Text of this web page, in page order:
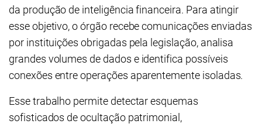
da produção de inteligência financeira. Para atingir
esse objetivo, o órgão recebe comunicações enviadas
por instituições obrigadas pela legislação, analisa
grandes volumes de dados e identifica possíveis
conexões entre operações aparentemente isoladas.
Esse trabalho permite detectar esquemas
sofisticados de ocultação patrimonial,